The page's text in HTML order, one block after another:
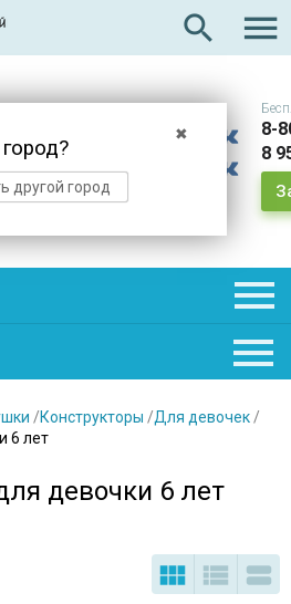
search 
✖
другой город
8-
8


/Конструкторы /Для девочек /
6 лет
девочки 6 лет
  